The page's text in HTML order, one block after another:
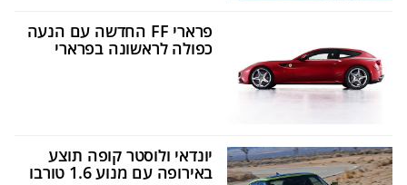
פרארי FF החדשה עם הנעה
כפולה לראשונה בפרארי
יונדאי ולוסטר קופה תוצע
באירופה עם מנוע 1.6 טורבו